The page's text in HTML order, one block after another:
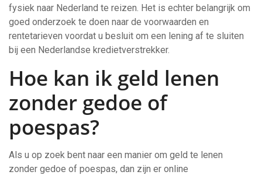
fysiek naar Nederland te reizen. Het is echter belangrijk om
goed onderzoek te doen naar de voorwaarden en
rentetarieven voordat u besluit om een lening af te sluiten
bij een Nederlandse kredietverstrekker.
Hoe kan ik geld lenen
zonder gedoe of
poespas?
Als u op zoek bent naar een manier om geld te lenen
zonder gedoe of poespas, dan zijn er online